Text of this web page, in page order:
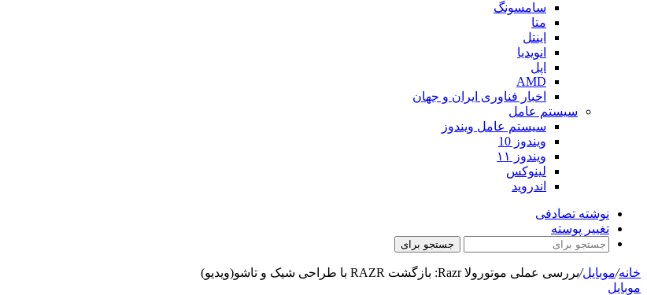
سامسونگ
متا
اینتل
انویدیا
اپل
AMD
اخبار فناوری ایران و جهان
سیستم عامل
سیستم عامل ویندوز
ویندوز 10
ویندوز ۱۱
لینوکس
اندروید
نوشته تصادفی
تغییر پوسته
جستجو برای
خانه/موبایل/بررسی عملی موتورولا Razr: بازگشت RAZR با طراحی شیک و تاشو(ویدیو)
موبایل